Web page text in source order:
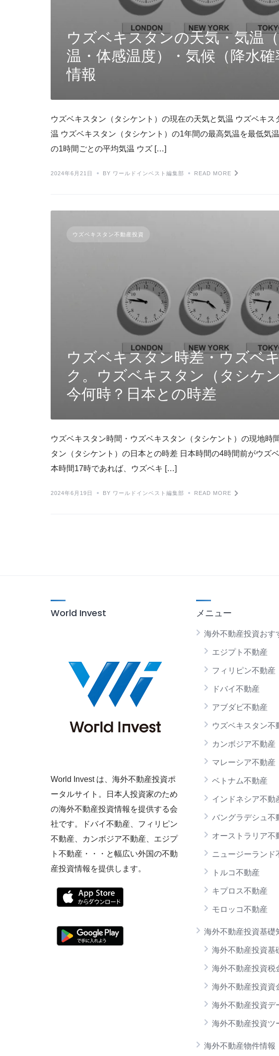
ウズベキスタンの天気・気温
温・体感温度）・気候（降水
情報
ウズベキスタン（タシケント）の現在の天気と気温 ウズベキ
温 ウズベキスタン（タシケント）の1年間の最高気温を最低気
の1時間ごとの平均気温 ウズ […]
2024年6月21日 BY ワールドインベスト編集部 READ MORE
ウズベキスタン不動産投資
ウズベキスタン時差・ウズベ
ク。ウズベキスタン（タシケ
今何時？日本との時差
ウズベキスタン時間・ウズベキスタン（タシケント）の現地時
タン（タシケント）の日本との時差 日本時間の4時間前がウズ
本時間17時であれば、ウズベキ […]
2024年6月19日 BY ワールドインベスト編集部 READ MORE
World Invest
World Invest は、海外不動産投資ポ
ータルサイト。日本人投資家のため
の海外不動産投資情報を提供する会
社です。ドバイ不動産、フィリピン
不動産、カンボジア不動産、エジプ
ト不動産・・・と幅広い外国の不動
産投資情報を提供します。
メニュー
海外不動産投資おす
エジプト不動産
フィリピン不動産
ドバイ不動産
アブダビ不動産
ウズベキスタン不
カンボジア不動産
マレーシア不動産
ベトナム不動産
インドネシア不動
バングラデシュ不
オーストラリア不
ニュージーランド
トルコ不動産
キプロス不動産
モロッコ不動産
海外不動産投資基礎
海外不動産投資基
海外不動産投資税
海外不動産投資資
海外不動産投資デ
海外不動産投資ツ
海外不動産物件情報